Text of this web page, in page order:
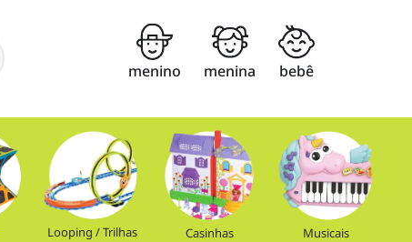
menino menina bebê
Looping / Trilhas Casinhas Musicais